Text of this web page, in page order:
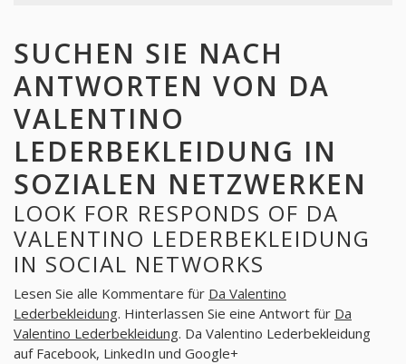
SUCHEN SIE NACH
ANTWORTEN VON DA
VALENTINO
LEDERBEKLEIDUNG IN
SOZIALEN NETZWERKEN
LOOK FOR RESPONDS OF DA
VALENTINO LEDERBEKLEIDUNG
IN SOCIAL NETWORKS
Lesen Sie alle Kommentare für Da Valentino
Lederbekleidung. Hinterlassen Sie eine Antwort für Da
Valentino Lederbekleidung. Da Valentino Lederbekleidung
auf Facebook, LinkedIn und Google+